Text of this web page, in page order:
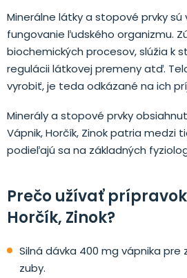
Minerálne látky a stopové prvky
fungovanie ľudského organizmu.
biochemických procesov, slúžia k
regulácii látkovej premeny atď.
vyrobiť, je teda odkázané na ich
Minerály a stopové prvky
Vápnik, Horčík, Zinok patria medzi
podieľajú sa na základných
Prečo užívať
Horčík, Zinok?
Silná dávka 400 mg vápnika pre
zuby.